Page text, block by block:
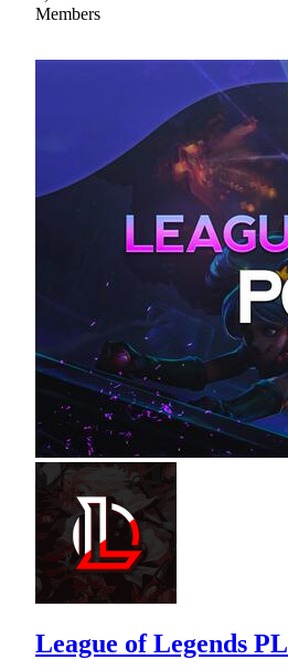
Members
League of Legends PL